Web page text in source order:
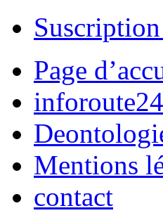
Page
Mentions
contact